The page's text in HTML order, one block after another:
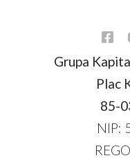
Grupa
Plac
85-
NIP: